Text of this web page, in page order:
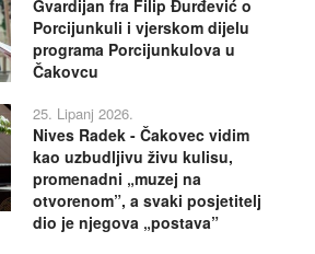
Gvardijan fra Filip Đurđević o
Porcijunkuli i vjerskom dijelu
programa Porcijunkulova u
Čakovcu
25. Lipanj 2026.
Nives Radek - Čakovec vidim
kao uzbudljivu živu kulisu,
promenadni „muzej na
otvorenom”, a svaki posjetitelj
dio je njegova „postava”